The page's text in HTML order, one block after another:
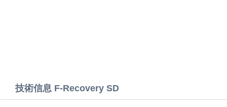
技術信息 F-Recovery SD